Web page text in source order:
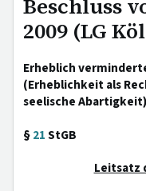
Beschluss
2009 (LG
Erheblich
(Erheblichkeit als
seelische
§21StGB
Leitsatz